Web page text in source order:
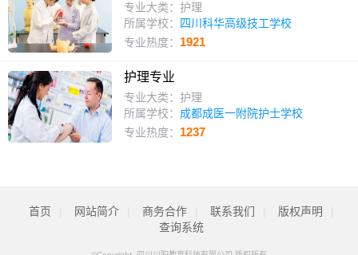
专业大类：护理
所属学校：
四川科华高级技工学校
专业热度： 1921
护理专业
专业大类：护理
所属学校： 成都成医一附院护士学校
专业热度： 1237
首页 网站简介 商务合作 联系我们 版权声明
查询系统